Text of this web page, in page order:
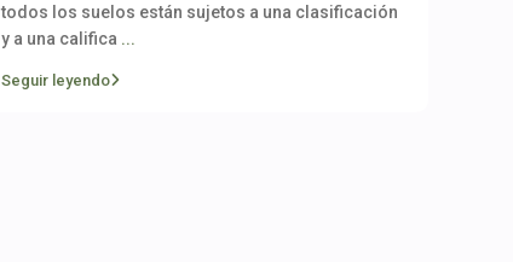
todos los suelos están sujetos a una clasificación
y a una califica ...
Seguir leyendo